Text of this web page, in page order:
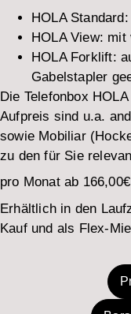
HOLA
HOLA View:
HOLA Forklift:
Gabelstapler
Die Telefonbox
Aufpreis sind u.a.
sowie Mobiliar
zu den für Sie
pro Monat ab 166,00€
Erhältlich in den
Kauf und als Flex-